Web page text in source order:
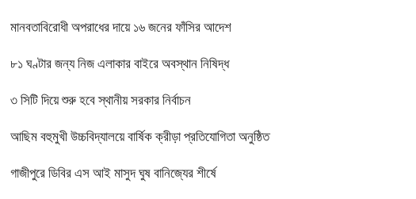
মানবতাবিরোধী অপরাধের দায়ে ১৬ জনের ফাঁসির আদেশ
৮১ ঘণ্টার জন্য নিজ এলাকার বাইরে অবস্থান নিষিদ্ধ
৩ সিটি দিয়ে শুরু হবে স্থানীয় সরকার নির্বাচন
আছিম বহুমুখী উচ্চবিদ্যালয়ে বার্ষিক ক্রীড়া প্রতিযোগিতা অনুষ্ঠিত
গাজীপুরে ডিবির এস আই মাসুদ ঘুষ বানিজ্যের শীর্ষে